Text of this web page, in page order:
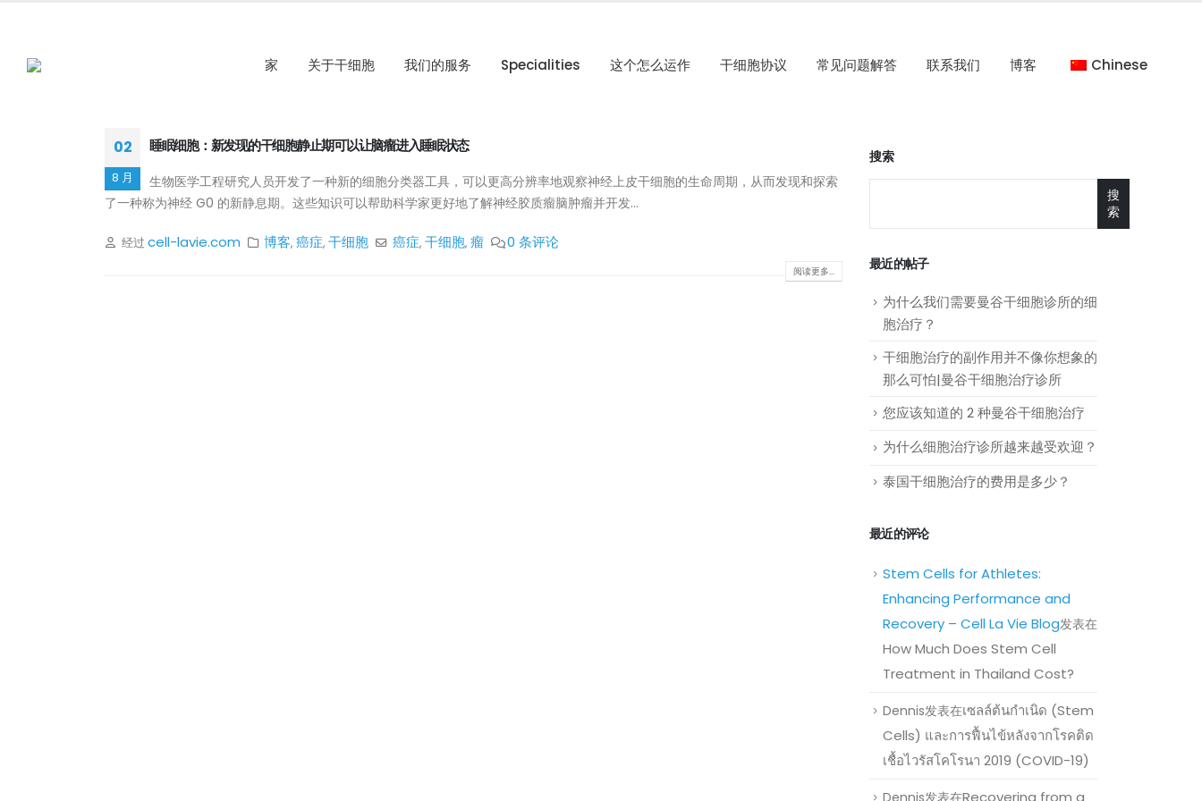
家 关于干细胞 我们的服务 Specialities 这个怎么运作 干细胞协议 常见问题解答 联系我们 博客 Chinese
02
8 月
睡眠细胞：新发现的干细胞静止期可以让脑瘤进入睡眠状态
生物医学工程研究人员开发了一种新的细胞分类器工具，可以更高分辨率地观察神经上皮干细胞的生命周期，从而发现和探索
了一种称为神经 G0 的新静息期。这些知识可以帮助科学家更好地了解神经胶质瘤脑肿瘤并开发...
经过 cell-lavie.com 博客,癌症,干细胞 癌症, 干细胞, 瘤 0 条评论
阅读更多...
搜索
搜
索
最近的帖子
为什么我们需要曼谷干细胞诊所的细
胞治疗？
干细胞治疗的副作用并不像你想象的
那么可怕|曼谷干细胞治疗诊所
您应该知道的 2 种曼谷干细胞治疗
为什么细胞治疗诊所越来越受欢迎？
泰国干细胞治疗的费用是多少？
最近的评论
Stem Cells for Athletes:
Enhancing Performance and
Recovery – Cell La Vie Blog发表在
How Much Does Stem Cell
Treatment in Thailand Cost?
Dennis发表在เซลล์ต้นกำเนิด (Stem
Cells) และการฟื้นไข้หลังจากโรคติด
เชื้อไวรัสโคโรนา 2019 (COVID-19)
Dennis发表在Recovering from a